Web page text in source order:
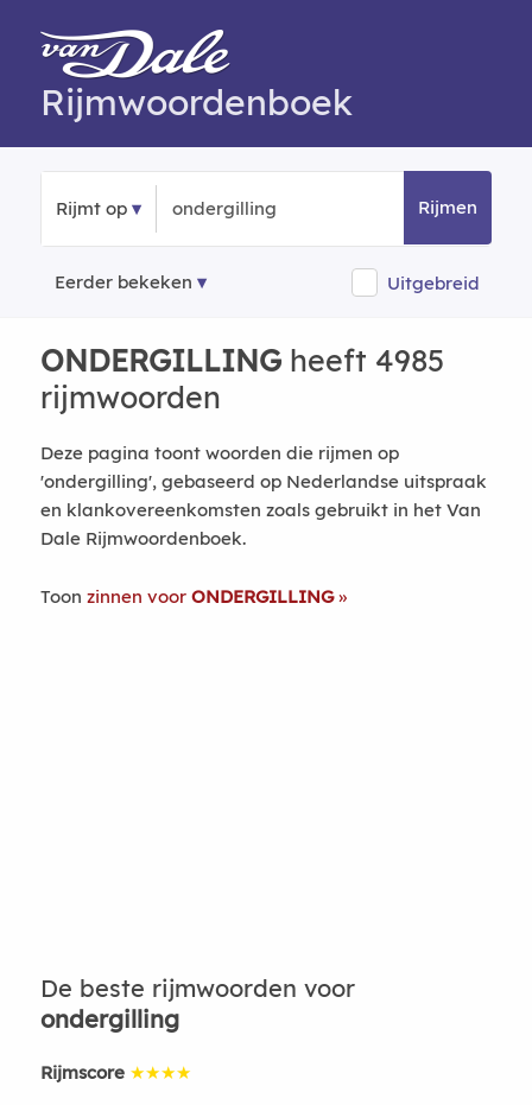
Rijmwoordenboek
Rijmt op Rijmen
Eerder bekeken Uitgebreid
ONDERGILLINGheeft 4985
rijmwoorden
Deze pagina toont woorden die rijmen op
'ondergilling', gebaseerd op Nederlandse uitspraak
en klankovereenkomsten zoals gebruikt in het Van
Dale Rijmwoordenboek.
Toon zinnen voor ONDERGILLING
De beste rijmwoorden voor
ondergilling
Rijmscore ★★★★